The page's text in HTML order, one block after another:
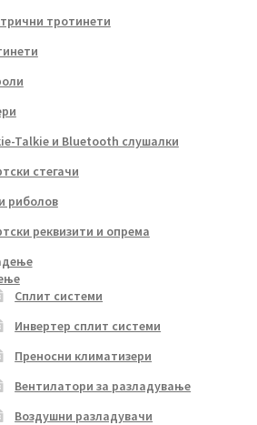
тротинети
Talkie и Bluetooth слушалки
стегачи
риболов
реквизити и опрема
Сплит системи
Инвертер сплит системи
Преносни климатизери
Вентилатори за разладување
Воздушни разладувачи